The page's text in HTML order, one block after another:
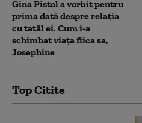
Gina Pistol a vorbit pentru
prima dată despre relația
cu tatăl ei. Cum i-a
schimbat viața fiica sa,
Josephine
Top Citite